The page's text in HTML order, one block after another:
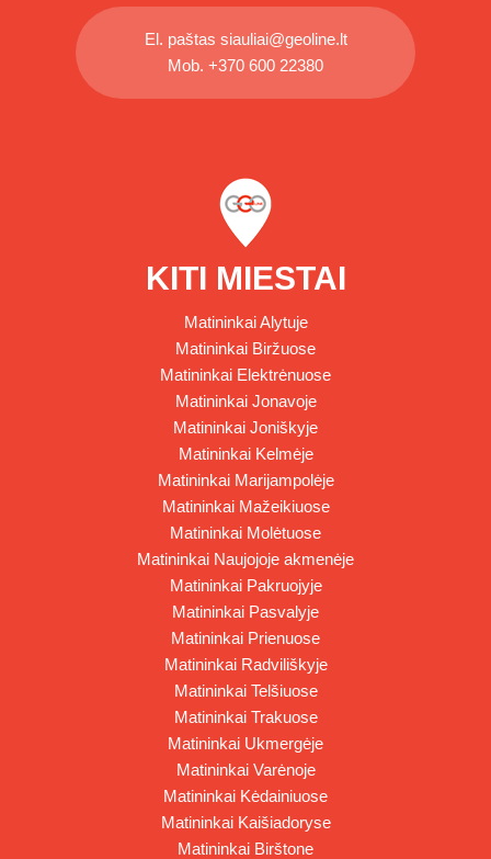
El. paštas siauliai@geoline.lt
Mob. +370 600 22380
KITI MIESTAI
Matininkai Alytuje
Matininkai Biržuose
Matininkai Elektrėnuose
Matininkai Jonavoje
Matininkai Joniškyje
Matininkai Kelmėje
Matininkai Marijampolėje
Matininkai Mažeikiuose
Matininkai Molėtuose
Matininkai Naujojoje akmenėje
Matininkai Pakruojyje
Matininkai Pasvalyje
Matininkai Prienuose
Matininkai Radviliškyje
Matininkai Telšiuose
Matininkai Trakuose
Matininkai Ukmergėje
Matininkai Varėnoje
Matininkai Kėdainiuose
Matininkai Kaišiadoryse
Matininkai Birštone